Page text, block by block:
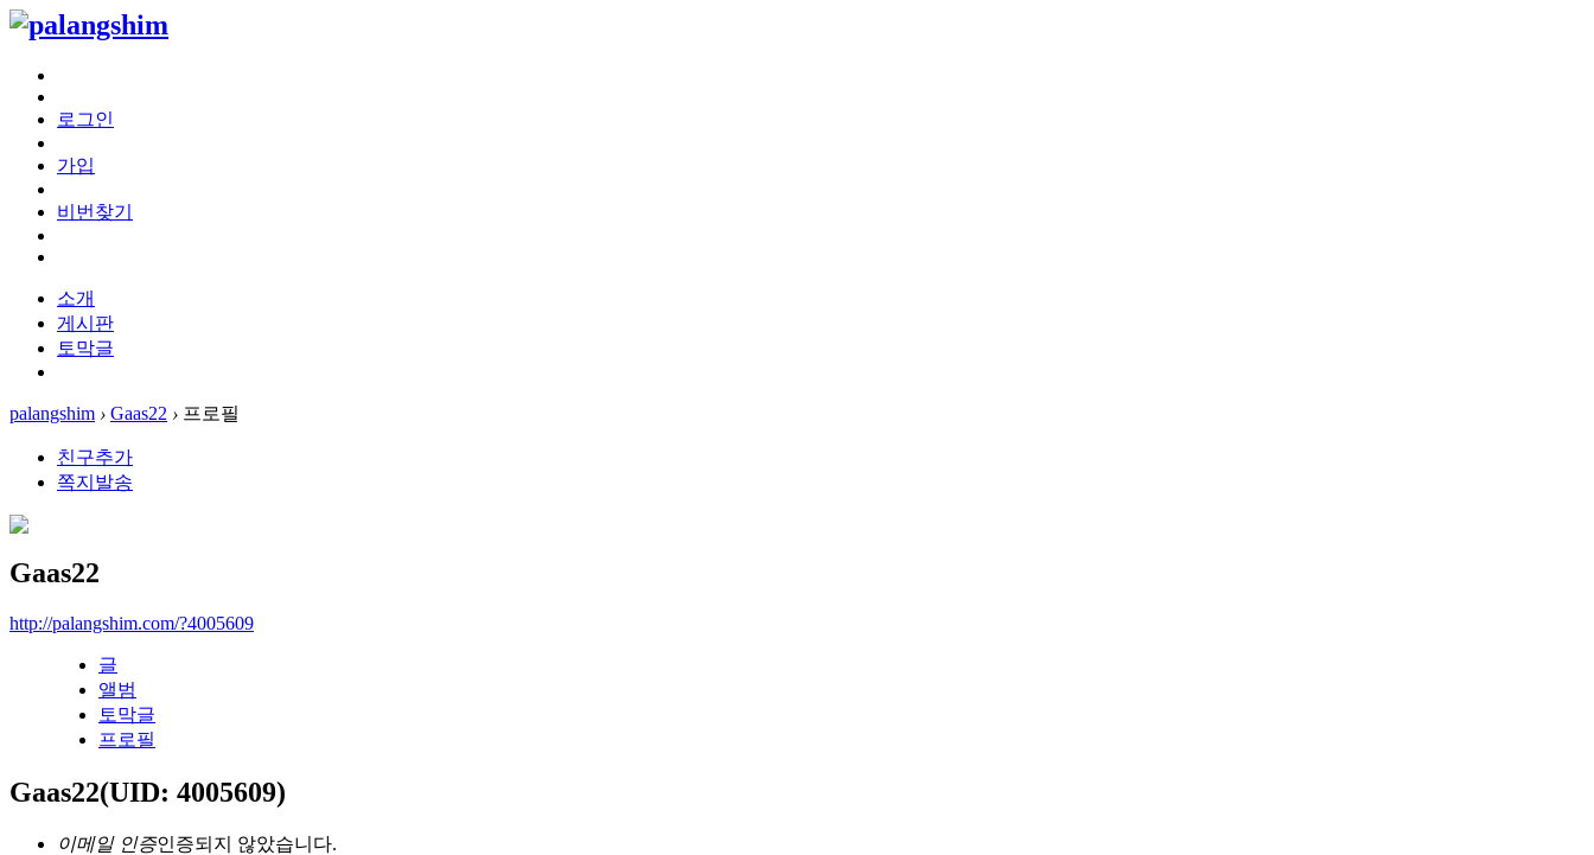
로그인
가입
비번찾기
소개
게시판
토막글
palangshim › Gaas22 › 프로필
친구추가
쪽지발송
Gaas22
http://palangshim.com/?4005609
글
앨범
토막글
프로필
Gaas22(UID: 4005609)
이메일 인증인증되지 않았습니다.